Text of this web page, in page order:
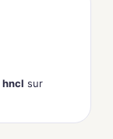
hncl sur